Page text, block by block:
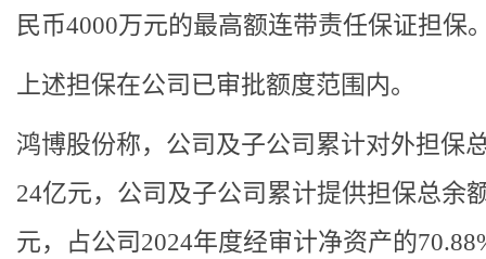
民币4000万元的最高额连带责任保证担保
上述担保在公司已审批额度范围内。
鸿博股份称，公司及子公司累计对外担保
24亿元，公司及子公司累计提供担保总余
元，占公司2024年度经审计净资产的